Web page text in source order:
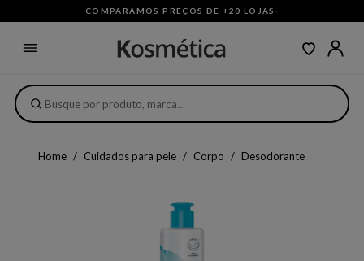
COMPARAMOS PREÇOS DE +20 LOJAS ·
Home Cuidados para pele Corpo Desodorante